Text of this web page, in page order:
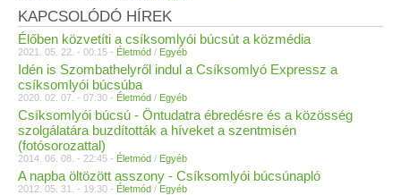
KAPCSOLÓDÓ HÍREK
Élőben közvetíti a csíksomlyói búcsút a közmédia
2021. 05. 22. - 00:15 - Életmód / Egyéb
Idén is Szombathelyről indul a Csíksomlyó Expressz a
csíksomlyói búcsúba
2020. 02. 07. - 07:30 - Életmód / Egyéb
Csíksomlyói búcsú - Öntudatra ébredésre és a közösség
szolgálatára buzdították a híveket a szentmisén
(fotósorozattal)
2014. 06. 08. - 22:45 - Életmód / Egyéb
A napba öltözött asszony - Csíksomlyói búcsúnapló
2012. 05. 31. - 19:30 - Életmód / Egyéb